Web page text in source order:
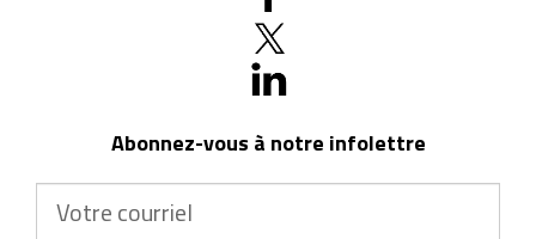
Abonnez-vous à notre infolettre